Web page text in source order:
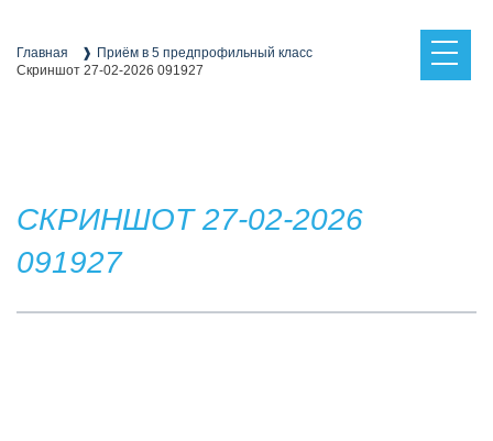
Главная
Приём в 5 предпрофильный класс
Скриншот 27-02-2026 091927
СКРИНШОТ 27-02-2026
091927